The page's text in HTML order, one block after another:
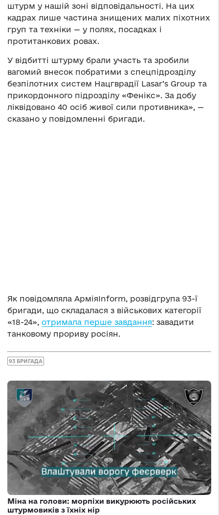
штурм у нашій зоні відповідальності. На цих
кадрах лише частина знищених малих піхотних
груп та техніки — у полях, посадках і
протитанкових ровах.
У відбитті штурму брали участь та зробили
вагомий внесок побратими з спецпідрозділу
безпілотних систем Нацгврадії Lasar’s Group та
прикордонного підрозділу «Фенікс». За добу
ліквідовано 40 осіб живої сили противника», —
сказано у повідомленні бригади.
Як повідомляла АрміяInform, розвідгрупа 93-ї
бригади, що складалася з військових категорії
«18-24», отримала перше завдання: завадити
танковому прориву росіян.
93 БРИГАДА
Міна на голови: морпіхи викурюють російських
штурмовиків з їхніх нір